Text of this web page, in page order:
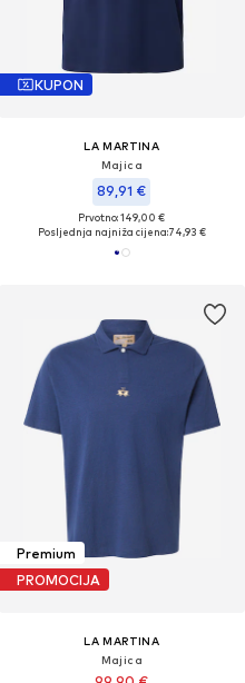
KUPON
LA MARTINA
Majica
89,91 €
Prvotno: 149,00 €
Posljednja najniža cijena:74,93 €
Premium
PROMOCIJA
LA MARTINA
Majica